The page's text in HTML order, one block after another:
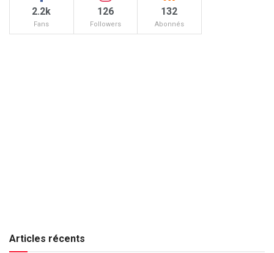
2.2k
Fans
126
Followers
132
Abonnés
Articles récents